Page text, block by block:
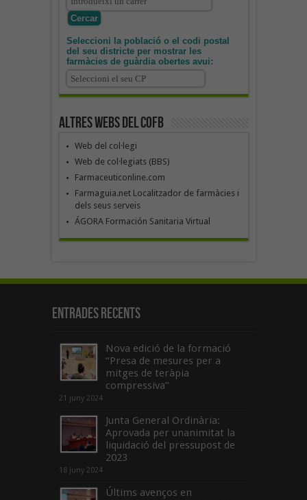
Seleccioni la població o el codi postal
del seu districte per mostrar les
farmàcies de guàrdia obertes avui:
Altres webs del COFB
Web del col·legi
Web de col·legiats (BBS)
Farmaceuticonline.com
Farmaguia.net Localitzador de farmàcies i
dels seus serveis
ÁGORA Formación Sanitaria Virtual
Entrades recents
Nova edició de la formació
“Presa de mesures per a
mitges de teràpia
compressiva”
21 juny 2024
Junta General Ordinària:
Aprovada per unanimitat la
liquidació del pressupost de
2023
18 juny 2024
Últims avenços en